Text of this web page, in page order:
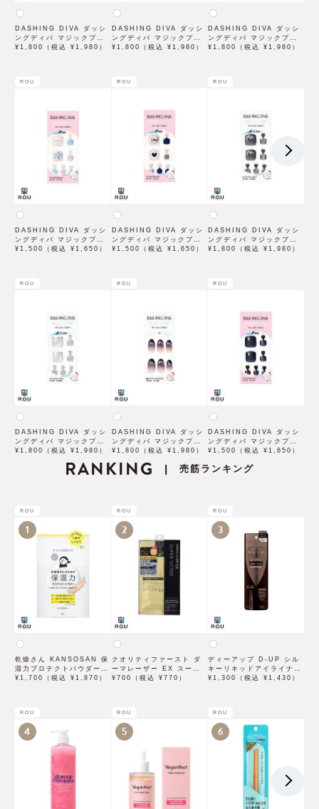
DASHING DIVA ダッシ
ングディバ マジックプレ
ス Lumiere
¥1,800（税込 ¥1,980）
DASHING DIVA ダッシ
ングディバ マジックプレ
ス Essence
¥1,800（税込 ¥1,980）
DASHING DIVA ダッシ
ングディバ マジックプレ
ス Pink Pleats
¥1,800（税込 ¥1,980）
ROU
DASHING DIVA ダッシ
ングディバ マジックプレ
ス Tube Bear
¥1,500（税込 ¥1,650）
ROU
DASHING DIVA ダッシ
ングディバ マジックプレ
ス Love Love Love
¥1,500（税込 ¥1,650）
ROU
DASHING DIVA ダッシ
ングディバ マジックプレ
ス Love Wave
¥1,800（税込 ¥1,980）
ROU
DASHING DIVA ダッシ
ングディバ マジックプレ
ス Silver Veil
¥1,800（税込 ¥1,980）
ROU
DASHING DIVA ダッシ
ングディバ マジックプレ
ス Eden MJF5S085AG
¥1,800（税込 ¥1,980）
ROU
DASHING DIVA ダッシ
ングディバ マジックプレ
ス Midnight Lustre
¥1,500（税込 ¥1,650）
RANKING | 売筋ランキング
ROU
1
乾燥さん KANSOSAN 保
湿力プロテクトパウダー
10g【BCLカンパニー】
¥1,700（税込 ¥1,870）
ROU
2
クオリティファースト ダ
ーマレーザー EX スーパ
ー VC100 マスク 1枚入
¥700（税込 ¥770）
ROU
3
ディーアップ D-UP シル
キーリキッドアイライナー
WP ブラウンブラック
¥1,300（税込 ¥1,430）
ROU
4
ROU
5
ROU
6